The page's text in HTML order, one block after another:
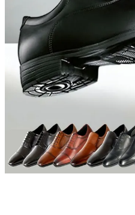
サンダル
レインシューズ
パンプス
スニーカー
ローファー
カジュアルシューズ
すべての商品
サンダル
レインシューズ
ビジネス・ドレスシューズ
ローファー
キッズ
すべての商品
サンダル
スニーカー
NEW
レディース新入荷
メンズ新入荷
SALE
すべての商品
レディースSALE
バッグ
雑貨